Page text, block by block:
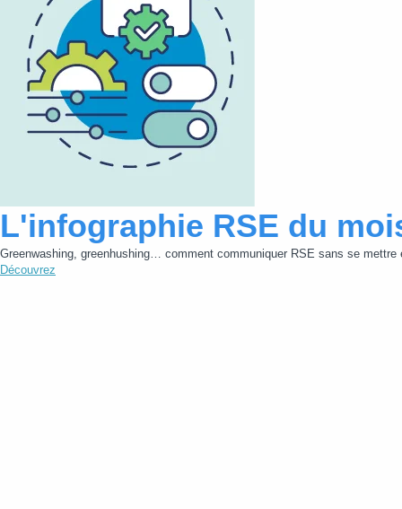
L'infographie RSE du
Greenwashing, greenhushing… comment communiquer RSE sans se mettre
Découvrez